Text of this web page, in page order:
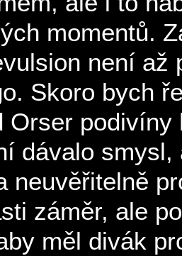
momentů.
není až
Skoro bych
Orser
dávalo
neuvěřitelně
záměr, ale
měl divák